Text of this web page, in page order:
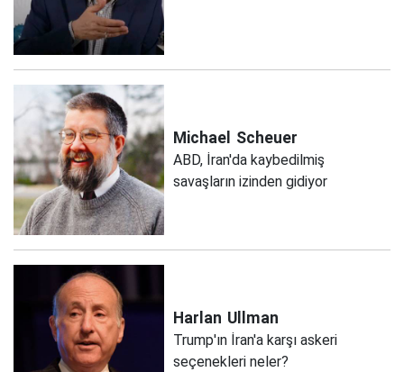
Michael Scheuer
ABD, İran'da kaybedilmiş
savaşların izinden gidiyor
Harlan Ullman
Trump'ın İran'a karşı askeri
seçenekleri neler?